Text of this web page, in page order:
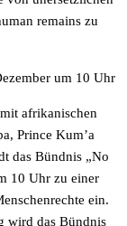
remains zu
um 10 Uhr
afrikanischen
Prince Kum’a
das Bündnis „No
10 Uhr zu einer
ein.
wird das Bündnis